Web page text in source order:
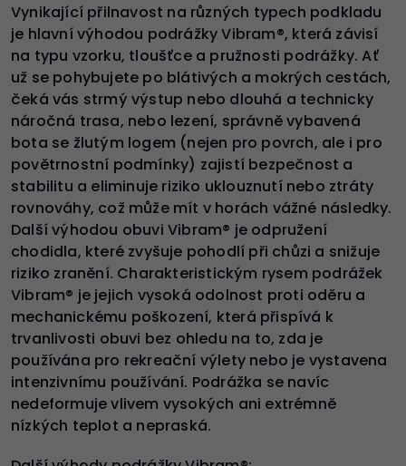
Vynikající přilnavost na různých typech podkladu
je hlavní výhodou podrážky Vibram®, která závisí
na typu vzorku, tloušťce a pružnosti podrážky. Ať
už se pohybujete po blátivých a mokrých cestách,
čeká vás strmý výstup nebo dlouhá a technicky
náročná trasa, nebo lezení, správně vybavená
bota se žlutým logem (nejen pro povrch, ale i pro
povětrnostní podmínky) zajistí bezpečnost a
stabilitu a eliminuje riziko uklouznutí nebo ztráty
rovnováhy, což může mít v horách vážné následky.
Další výhodou obuvi Vibram® je odpružení
chodidla, které zvyšuje pohodlí při chůzi a snižuje
riziko zranění. Charakteristickým rysem podrážek
Vibram® je jejich vysoká odolnost proti oděru a
mechanickému poškození, která přispívá k
trvanlivosti obuvi bez ohledu na to, zda je
používána pro rekreační výlety nebo je vystavena
intenzivnímu používání. Podrážka se navíc
nedeformuje vlivem vysokých ani extrémně
nízkých teplot a nepraská.